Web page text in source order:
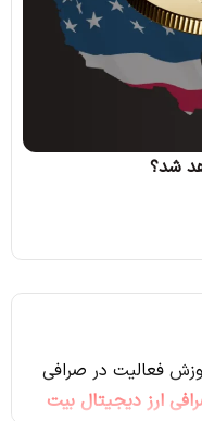
شد؟
فعالیت در صرافی
ارز دیجیتال بیت